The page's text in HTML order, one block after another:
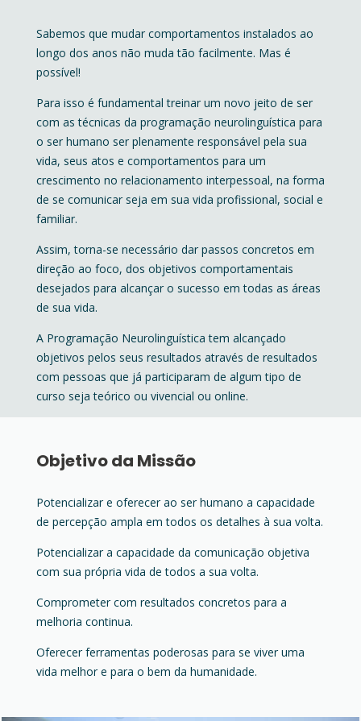
Sabemos que mudar comportamentos instalados ao
longo dos anos não muda tão facilmente. Mas é
possível!
Para isso é fundamental treinar um novo jeito de ser
com as técnicas da programação neurolinguística para
o ser humano ser plenamente responsável pela sua
vida, seus atos e comportamentos para um
crescimento no relacionamento interpessoal, na forma
de se comunicar seja em sua vida profissional, social e
familiar.
Assim, torna-se necessário dar passos concretos em
direção ao foco, dos objetivos comportamentais
desejados para alcançar o sucesso em todas as áreas
de sua vida.
A Programação Neurolinguística tem alcançado
objetivos pelos seus resultados através de resultados
com pessoas que já participaram de algum tipo de
curso seja teórico ou vivencial ou online.
Objetivo da Missão
Potencializar e oferecer ao ser humano a capacidade
de percepção ampla em todos os detalhes à sua volta.
Potencializar a capacidade da comunicação objetiva
com sua própria vida de todos a sua volta.
Comprometer com resultados concretos para a
melhoria continua.
Oferecer ferramentas poderosas para se viver uma
vida melhor e para o bem da humanidade.